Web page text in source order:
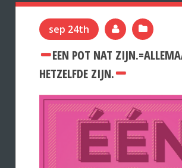
sep 24th
EEN POT NAT
HETZELFDE ZIJN.